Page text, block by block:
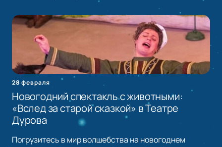
28 февраля
Новогодний спектакль с животными:
«Вслед за старой сказкой» в Театре
Дурова
Погрузитесь в мир волшебства на новогоднем